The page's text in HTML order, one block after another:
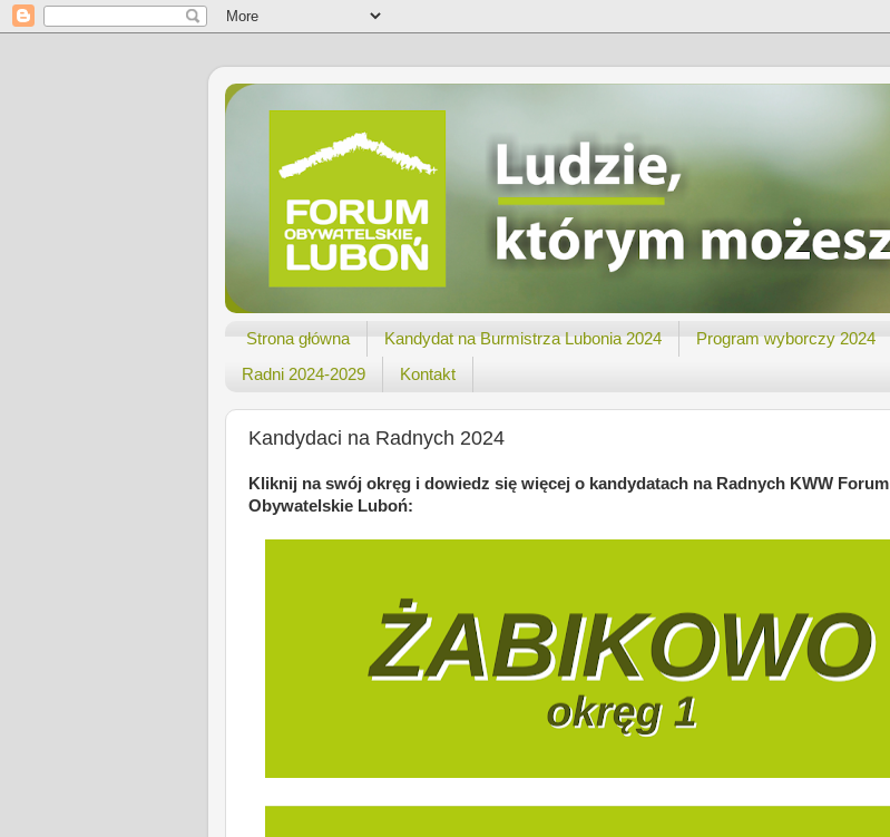
Strona główna Kandydat na Burmistrza Lubonia 2024 Program wyborczy 2024
Radni 2024-2029
Kontakt
Kandydaci na Radnych 2024
Kliknij na swój okręg i dowiedz się więcej o kandydatach na Radnych KWW Forum
Obywatelskie Luboń: